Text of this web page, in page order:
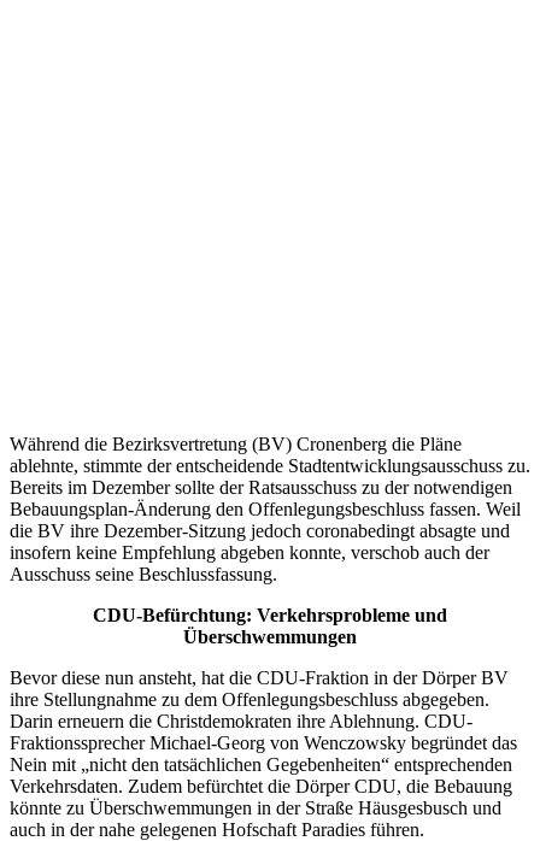
Während die Bezirksvertretung (BV) Cronenberg die Pläne
ablehnte, stimmte der entscheidende Stadtentwicklungsausschuss zu.
Bereits im Dezember sollte der Ratsausschuss zu der notwendigen
Bebauungsplan-Änderung den Offenlegungsbeschluss fassen. Weil
die BV ihre Dezember-Sitzung jedoch coronabedingt absagte und
insofern keine Empfehlung abgeben konnte, verschob auch der
Ausschuss seine Beschlussfassung.
CDU-Befürchtung: Verkehrsprobleme und
Überschwemmungen
Bevor diese nun ansteht, hat die CDU-Fraktion in der Dörper BV
ihre Stellungnahme zu dem Offenlegungsbeschluss abgegeben.
Darin erneuern die Christdemokraten ihre Ablehnung. CDU-
Fraktionssprecher Michael-Georg von Wenczowsky begründet das
Nein mit „nicht den tatsächlichen Gegebenheiten“ entsprechenden
Verkehrsdaten. Zudem befürchtet die Dörper CDU, die Bebauung
könnte zu Überschwemmungen in der Straße Häusgesbusch und
auch in der nahe gelegenen Hofschaft Paradies führen.